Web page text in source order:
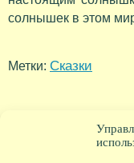
солнышек в этом
Метки: Сказки